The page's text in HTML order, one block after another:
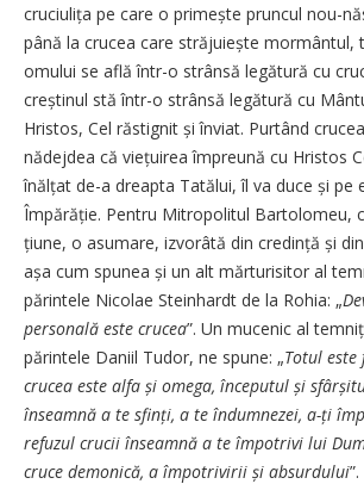
cruciulița pe care o primește pruncul nou-
până la crucea care străjuiește mormântul,
omului se află într-o strânsă legătură cu
creștinul stă într-o strânsă legătură cu
Hristos, Cel răstignit și înviat. Purtând
nădejdea că viețuirea împreună cu Hristos
înălțat de-a dreapta Tatălui, îl va duce și pe
Împărăție. Pentru Mitropolitul Bartolomeu,
țiune, o asumare, izvorâtă din credință și
așa cum spunea și un alt mărturisitor al
părintele Nicolae Steinhardt de la Rohia: „
personală este crucea”. Un mucenic al
părintele Daniil Tudor, ne spune: „Totul
crucea este alfa și omega, începutul și
înseamnă a te sfinți, a te îndumnezei, a-ți
refuzul crucii înseamnă a te împotrivi lui
cruce demonică, a împotrivirii și absurdului”.